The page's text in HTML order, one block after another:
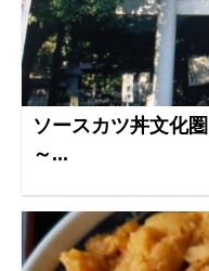
ソースカツ丼文化
～...